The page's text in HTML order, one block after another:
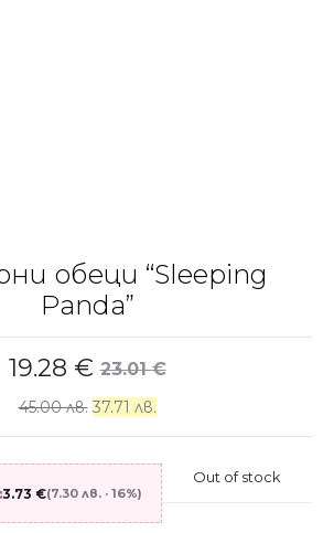
обеци “Sleeping
Panda”
23.01€
19.28 €
45.00 лв. 37.71 лв.
3.73€(7.30 лв. · 16%)
Out of stock